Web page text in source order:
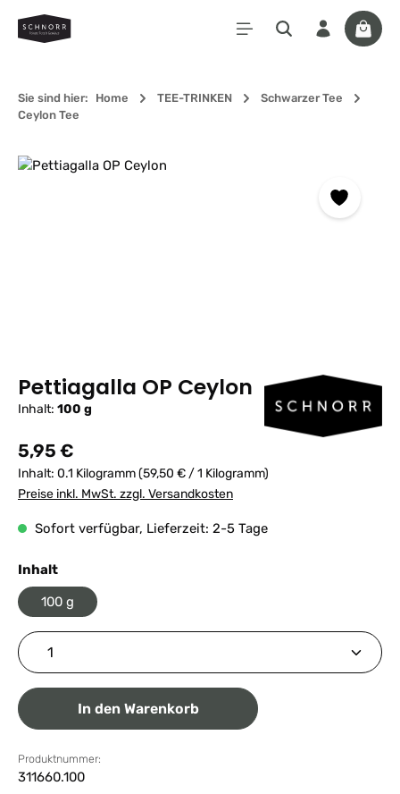
Zum Hauptinhalt springen
Sie sind hier: Home TEE-TRINKEN
Schwarzer Tee
Ceylon Tee
Bildergalerie überspringen
Pettiagalla OP Ceylon
Inhalt: 100 g
Regulärer Preis:
5,95 €
Inhalt: 0.1 Kilogramm(59,50 € / 1 Kilogramm)
Preise inkl. MwSt. zzgl. Versandkosten
Sofort verfügbar, Lieferzeit: 2-5 Tage
Inhaltauswählen
100 g
Produkt Anzahl: Gib den gewünschten Wert ein
In den Warenkorb
Produktnummer:
311660.100